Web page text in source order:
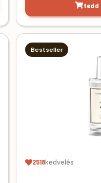
tedd
Bestseller
2518kedvelés